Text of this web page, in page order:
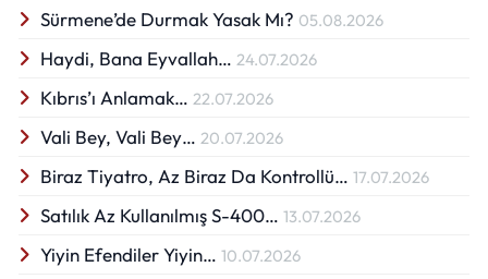
Sürmene’de Durmak Yasak Mı? 05.08.2026
Haydi, Bana Eyvallah… 24.07.2026
Kıbrıs’ı Anlamak… 22.07.2026
Vali Bey, Vali Bey… 20.07.2026
Biraz Tiyatro, Az Biraz Da Kontrollü… 17.07.2026
Satılık Az Kullanılmış S-400… 13.07.2026
Yiyin Efendiler Yiyin… 10.07.2026